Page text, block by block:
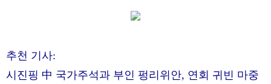
관광
생생 중국어
추천 기사:
시진핑 中 국가주석과 부인 펑리위안, 연회 귀빈 마중